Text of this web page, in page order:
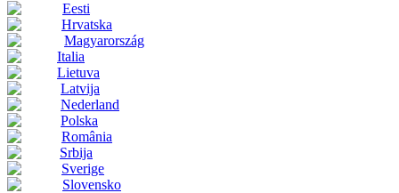
Eesti
Hrvatska
Magyarország
Italia
Lietuva
Latvija
Nederland
Polska
România
Srbija
Sverige
Slovensko